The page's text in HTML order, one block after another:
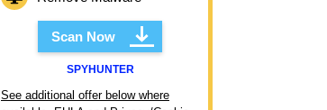
Scan Now
SPYHUNTER
See additional offer below where